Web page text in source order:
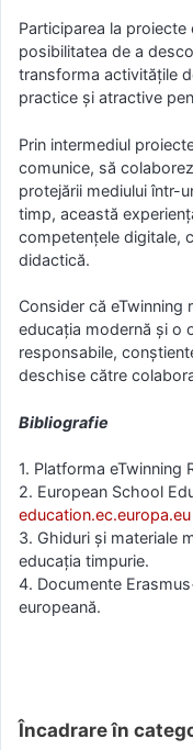
Participarea la
posibilitatea de a
transforma activitățile
practice și atractive
Prin intermediul
comunice, să
protejării mediului într-
timp, această
competențele digitale,
didactică.
Consider că eTwinning
educația modernă și o
responsabile,
deschise către
Bibliografie
1. Platforma eTwinning
2. European School
education.ec.europa.eu
3. Ghiduri și materiale
educația timpurie.
4. Documente
europeană.
Încadrare în